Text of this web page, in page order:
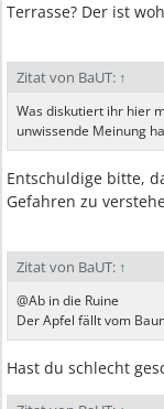
Terrasse? Der ist
Zitat von BaUT: ↑
Was diskutiert ihr hier
unwissende Meinung
Entschuldige bitte,
Gefahren zu
Zitat von BaUT: ↑
@Ab in die Ruine
Der Apfel fällt vom
Hast du schlecht